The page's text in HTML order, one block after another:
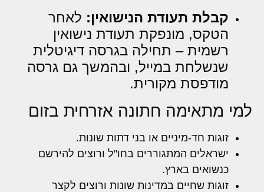
קבלת תעודת הנישואין: לאחר
הטקס, מונפקת תעודת נישואין
רשמית – תחילה בגרסה דיגיטלית
שנשלחת במייל, ובהמשך גם גרסה
מודפסת מקורית.
למי מתאימה חתונה אזרחית בזום
זוגות חד-מיניים או בני דתות שונות.
ישראלים המתגוררים בחו"ל ורוצים להירשם
כנשואים בארץ.
זוגות שחיים במדינות שונות ורוצים לקצר